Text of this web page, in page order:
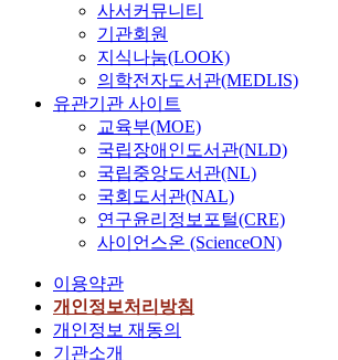
사서커뮤니티
기관회원
지식나눔(LOOK)
의학전자도서관(MEDLIS)
유관기관 사이트
교육부(MOE)
국립장애인도서관(NLD)
국립중앙도서관(NL)
국회도서관(NAL)
연구윤리정보포털(CRE)
사이언스온 (ScienceON)
이용약관
개인정보처리방침
개인정보 재동의
기관소개